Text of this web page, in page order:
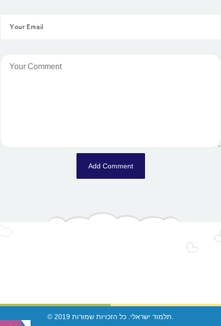
© 2019 תלמוד ישראלי. כל הזכויות שמורות.